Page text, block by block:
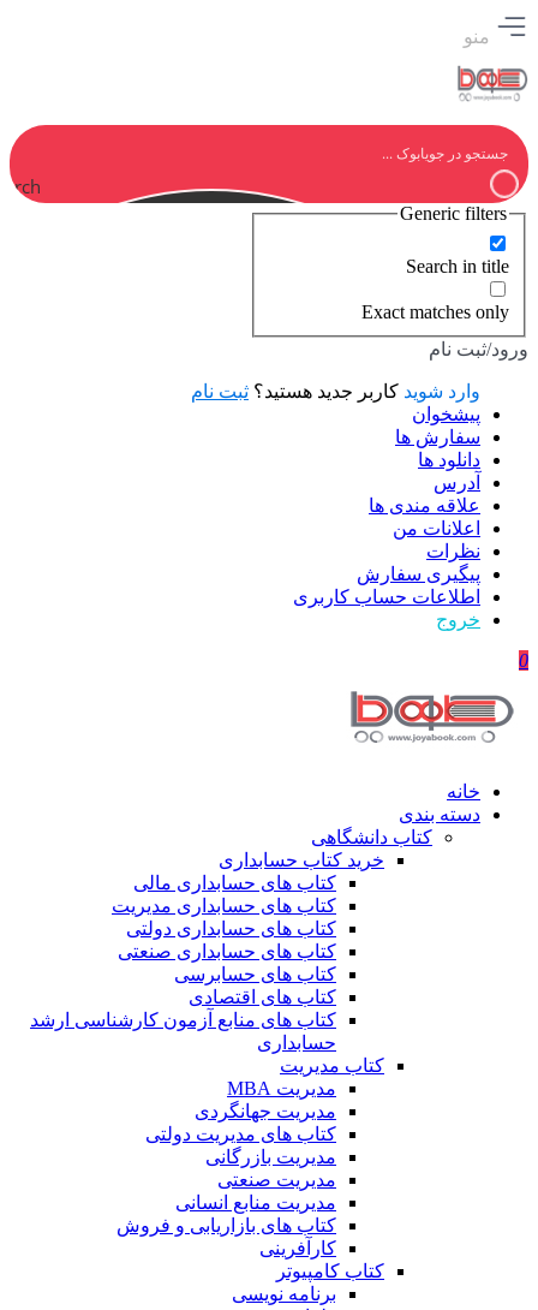
منو
Generic filters
Search in title
Exact matches only
ورود/ثبت نام
وارد شوید کاربر جدید هستید؟ ثبت نام
پیشخوان
سفارش ها
دانلود ها
آدرس
علاقه مندی ها
اعلانات من
نظرات
پیگیری سفارش
اطلاعات حساب كاربری
خروج
0
خانه
دسته بندی
کتاب دانشگاهی
خرید کتاب حسابداری
کتاب های حسابداری مالی
کتاب های حسابداری مدیریت
کتاب های حسابداری دولتی
کتاب های حسابداری صنعتی
کتاب های حسابرسی
کتاب های اقتصادی
کتاب های منابع آزمون کارشناسی ارشد
حسابداری
کتاب مدیریت
مدیریت MBA
مدیریت جهانگردی
کتاب های مدیریت دولتی
مدیریت بازرگانی
مدیریت صنعتی
مدیریت منابع انسانی
کتاب های بازاریابی و فروش
کارآفرینی
کتاب کامپیوتر
برنامه نویسی